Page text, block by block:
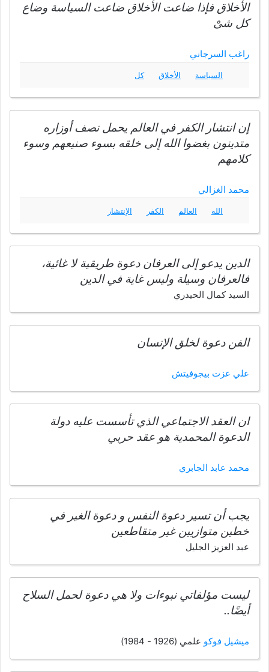
الأخلاق فإذا ضاعت الأخلاق ضاعت السياسة وضاع
كل شىْ
راغب السرجاني
السياسة الأخلاق كل
إن انتشار الكفر في العالم يحمل نصف أوزاره
متدينون بغضوا الله إلى خلقه بسوء صنيعهم وسوء
كلامهم
محمد الغزالي
الله العالم الكفر الإنتشار
الدين يدعو إلى العرفان دعوة طريقية لا غائية،
فالعرفان وسيلة وليس غاية في الدين
السيد كمال الحيدري
الفن دعوة لخلق الإنسان
علي عزت بيجوفيتش
ان العقد الاجتماعي الذي تأسست عليه دولة
الدعوة المحمدية هو عقد حربي
محمد عابد الجابري
يجب أن تسير دعوة النفس و دعوة الغير في
خطين متوازيين غير متقاطعين
عبد العزيز الجليل
ليست مؤلفاتي نبوءات ولا هي دعوة لحمل السلاح
أيضًا..
ميشيل فوكو علمي (1926 - 1984)